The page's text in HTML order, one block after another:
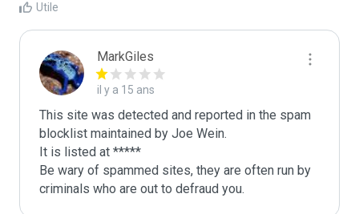
Utile
MarkGiles
il y a 15 ans
This site was detected and reported in the spam
blocklist maintained by Joe Wein.
It is listed at *****
Be wary of spammed sites, they are often run by
criminals who are out to defraud you.